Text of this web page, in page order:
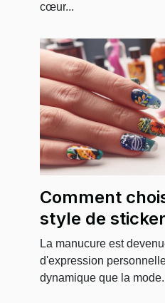
cœur...
Comment
style de
sublimer vos
La manucure est
d'expression
dynamique que la